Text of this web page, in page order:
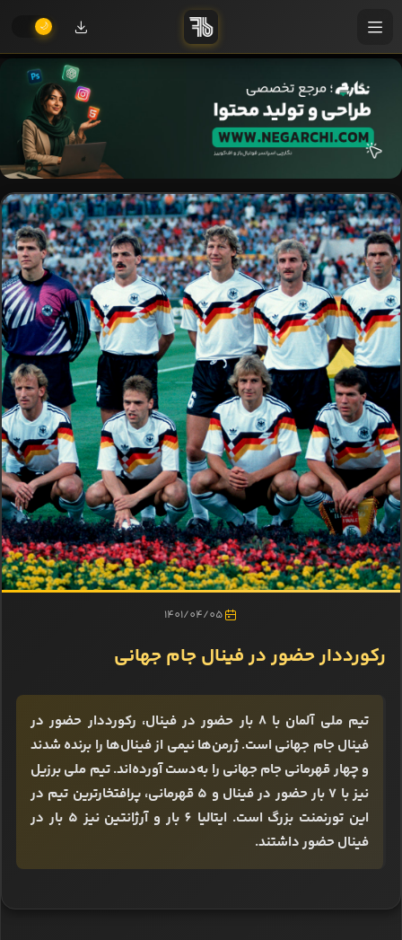
1401/04/05
رکورددار حضور در فینال جام جهانی
تیم ملی آلمان با 8 بار حضور در فینال، رکورددار حضور در
فینال جام جهانی است. ژرمن‌ها نیمی از فینال‌ها را برنده شدند
و چهار قهرمانی جام جهانی را به‌دست آورده‌اند. تیم ملی برزیل
نیز با 7 بار حضور در فینال و 5 قهرمانی، پرافتخارترین تیم در
این تورنمنت بزرگ است. ایتالیا 6 بار و آرژانتین نیز 5 بار در
فینال حضور داشتند.